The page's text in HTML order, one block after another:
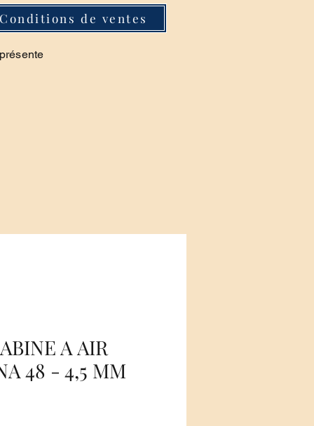
Conditions de ventes
A AIR
48 - 4,5 MM